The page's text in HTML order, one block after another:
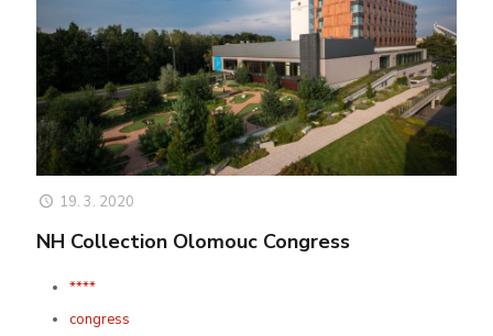
19. 3. 2020
NH Collection Olomouc Congress
****
congress